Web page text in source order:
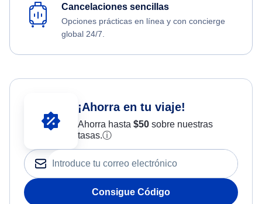
Cancelaciones sencillas
Opciones prácticas en línea y con concierge
global 24/7.
¡Ahorra en tu viaje!
Ahorra hasta $50sobre nuestras
tasas.ⓘ
Consigue Código